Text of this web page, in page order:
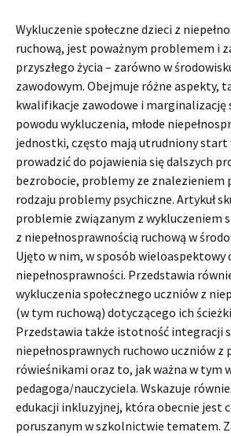
Wykluczenie społeczne dzieci z
ruchową, jest poważnym problemem i
przyszłego życia – zarówno w
zawodowym. Obejmuje różne aspekty,
kwalifikacje zawodowe i marginalizację
powodu wykluczenia, młode
jednostki, często mają utrudniony start
prowadzić do pojawienia się dalszych
bezrobocie, problemy ze znalezieniem
rodzaju problemy psychiczne. Artykuł
problemie związanym z wykluczeniem
z niepełnosprawnością ruchową w
Ujęto w nim, w sposób wieloaspektowy
niepełnosprawności. Przedstawia
wykluczenia społecznego uczniów z
(w tym ruchową) dotyczącego ich
Przedstawia także istotność integracji
niepełnosprawnych ruchowo uczniów z
rówieśnikami oraz to, jak ważna w tym
pedagoga/nauczyciela. Wskazuje
edukacji inkluzyjnej, która obecnie jest
poruszanym w szkolnictwie tematem.